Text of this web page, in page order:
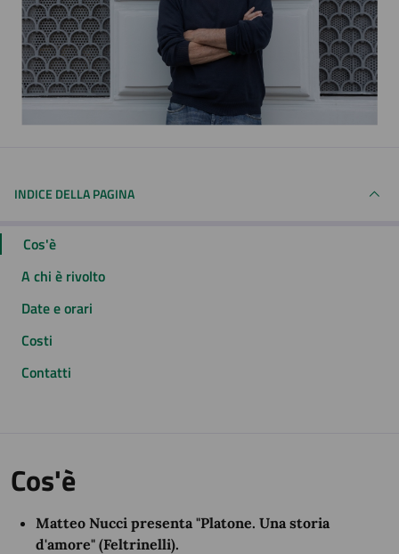
INDICE DELLA PAGINA
Cos'è
A chi è rivolto
Date e orari
Costi
Contatti
Cos'è
Matteo Nucci presenta "Platone. Una storia
d'amore" (Feltrinelli).